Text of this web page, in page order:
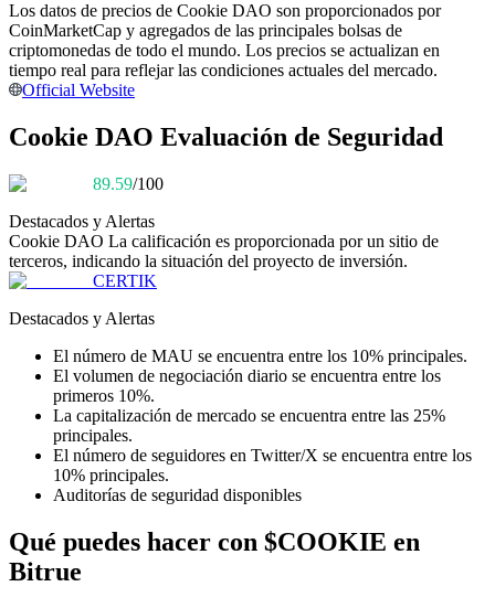
Información
Análisis de big data que incluye información comercial, etc.
Guía
Los datos de precios de Cookie DAO son proporcionados por
CoinMarketCap y agregados de las principales bolsas de
criptomonedas de todo el mundo. Los precios se actualizan en
tiempo real para reflejar las condiciones actuales del mercado.
Official Website
Cookie DAO Evaluación de Seguridad
89.59/100
Destacados y Alertas
Cookie DAO La calificación es proporcionada por un sitio de
terceros, indicando la situación del proyecto de inversión.
CERTIK
Destacados y Alertas
El número de MAU se encuentra entre los 10% principales.
El volumen de negociación diario se encuentra entre los
primeros 10%.
La capitalización de mercado se encuentra entre las 25%
principales.
El número de seguidores en Twitter/X se encuentra entre los
10% principales.
Auditorías de seguridad disponibles
Qué puedes hacer con $COOKIE en
Bitrue